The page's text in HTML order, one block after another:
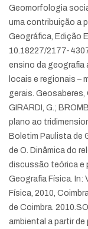
Geomorfologia
uma contribuição a
Geográfica, Edição
10.18227/2177-
ensino da geografia
locais e regionais –
gerais. Geosaberes,
GIRARDI, G.;
plano ao
Boletim Paulista de
de O. Dinâmica do
discussão teórica e
Geografia Física. In:
Física, 2010,
de Coimbra. 2010.
ambiental a partir